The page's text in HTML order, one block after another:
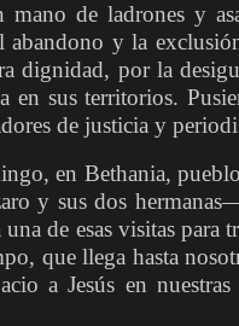
mano de ladrones y
abandono y la
dignidad, por la
sus territorios.
de justicia y
en Bethania,
y sus dos
de esas visitas para
que llega hasta
a Jesús en